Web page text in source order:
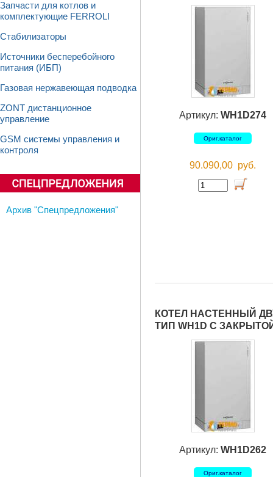
Запчасти для котлов и
комплектующие FERROLI
Стабилизаторы
Источники бесперебойного
питания (ИБП)
Газовая нержавеющая подводка
ZONT дистанционное
управление
GSM системы управления и
контроля
Архив "Спецпредложения"
Артикул: WH1D274
Ориг.каталог
90.090,00 руб.
КОТЕЛ НАСТЕННЫЙ
ТИП WH1D С
Артикул: WH1D262
Ориг.каталог